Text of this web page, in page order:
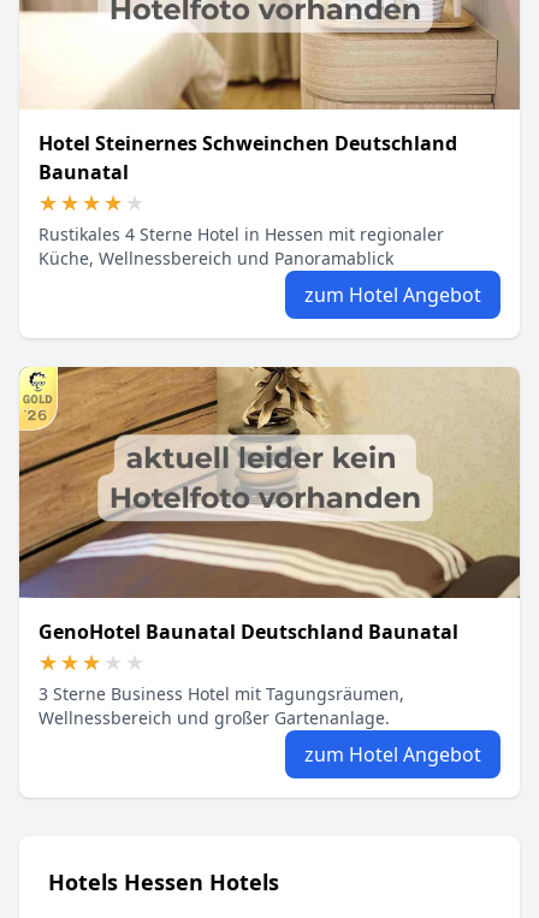
Hotel Steinernes Schweinchen Deutschland
Baunatal
★★★★★
★★★★★
Rustikales 4 Sterne Hotel in Hessen mit regionaler
Küche, Wellnessbereich und Panoramablick
zum Hotel Angebot
GenoHotel Baunatal Deutschland Baunatal
★★★★★
★★★★★
3 Sterne Business Hotel mit Tagungsräumen,
Wellnessbereich und großer Gartenanlage.
zum Hotel Angebot
Hotels Hessen Hotels